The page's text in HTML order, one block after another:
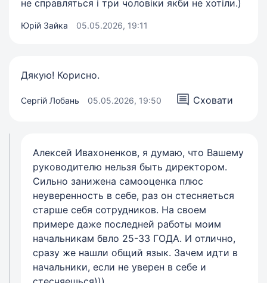
не справляться і три чоловіки якби не хотіли.)
Юрій Зайка 05.05.2026, 19:11
Дякую! Корисно.
Сергій Лобань 05.05.2026, 19:50 Сховати
Алексей Ивахоненков, я думаю, что Вашему
руководителю нельзя быть директором.
Сильно занижена самооценка плюс
неуверенность в себе, раз он стесняеться
старше себя сотрудников. На своем
примере даже последней работы моим
начальникам бвло 25-33 ГОДА. И отлично,
сразу же нашли общий язык. Зачем идти в
начальники, если не уверен в себе и